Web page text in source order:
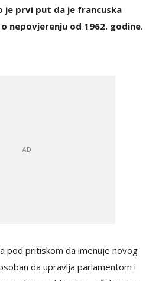
je prvi put da je francuska
nepovjerenju od 1962. godine.
pod pritiskom da imenuje novog
da upravlja parlamentom i